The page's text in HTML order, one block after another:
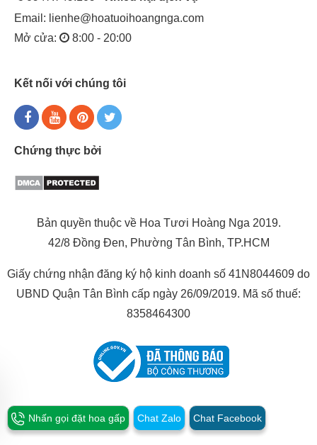
Email: lienhe@hoatuoihoangnga.com
Mở cửa:
8:00 - 20:00
Kết nối với chúng tôi
Chứng thực bởi
Bản quyền thuộc về Hoa Tươi Hoàng Nga 2019.
42/8 Đồng Đen, Phường Tân Bình, TP.HCM
Giấy chứng nhận đăng ký hộ kinh doanh số 41N8044609 do
UBND Quận Tân Bình cấp ngày 26/09/2019. Mã số thuế:
8358464300
Nhấn gọi đặt hoa gấp Chat Zalo Chat Facebook